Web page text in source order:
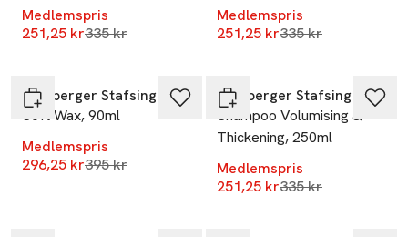
Medlemspris
251,25 krLägsta pris 30 dagar
335 kr
Medlemspris
251,25 krLägsta pris 30
335 kr
Lernberger Stafsing
Soft Wax, 90ml
Medlemspris
296,25 krLägsta pris 30 dagar
395 kr
Lernberger Stafsing
Shampoo Volumising &
Thickening, 250ml
Medlemspris
251,25 krLägsta pris 30
335 kr